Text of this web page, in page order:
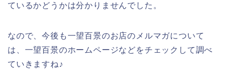
ているかどうかは分かりませんでした。
なので、今後も一望百景のお店のメルマガについて
は、一望百景のホームページなどをチェックして調べ
ていきますね♪